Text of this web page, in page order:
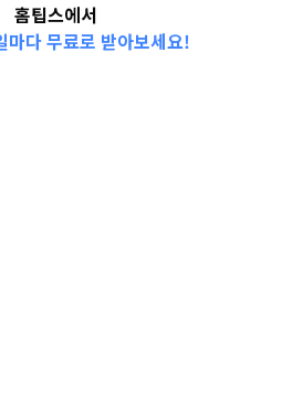
홈팁스에서
마다 무료로 받아보세요!